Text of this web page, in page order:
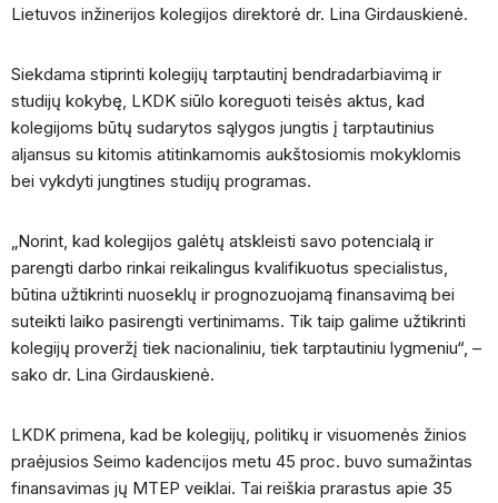
Lietuvos inžinerijos kolegijos direktorė dr. Lina Girdauskienė.
Siekdama stiprinti kolegijų tarptautinį bendradarbiavimą ir
studijų kokybę, LKDK siūlo koreguoti teisės aktus, kad
kolegijoms būtų sudarytos sąlygos jungtis į tarptautinius
aljansus su kitomis atitinkamomis aukštosiomis mokyklomis
bei vykdyti jungtines studijų programas.
„Norint, kad kolegijos galėtų atskleisti savo potencialą ir
parengti darbo rinkai reikalingus kvalifikuotus specialistus,
būtina užtikrinti nuoseklų ir prognozuojamą finansavimą bei
suteikti laiko pasirengti vertinimams. Tik taip galime užtikrinti
kolegijų proveržį tiek nacionaliniu, tiek tarptautiniu lygmeniu“, –
sako dr. Lina Girdauskienė.
LKDK primena, kad be kolegijų, politikų ir visuomenės žinios
praėjusios Seimo kadencijos metu 45 proc. buvo sumažintas
finansavimas jų MTEP veiklai. Tai reiškia prarastus apie 35